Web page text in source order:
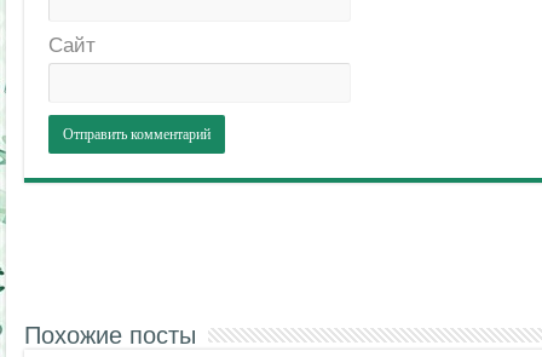
Сайт
Похожие посты